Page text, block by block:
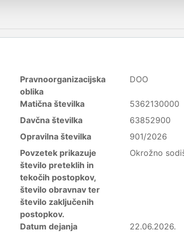
Pravnoorganizacijska
oblika
DOO
Matična številka
5362130000
Davčna številka
63852900
Opravilna številka
901/2026
Povzetek prikazuje
število preteklih in
tekočih postopkov,
število obravnav ter
število zaključenih
postopkov.
Okrožno
Datum dejanja 22.06.2026.